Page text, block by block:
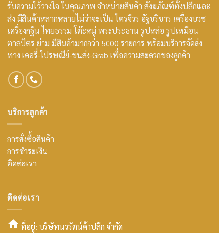
รับความไว้วางใจ ในคุณภาพ จำหน่ายสินค้า สังฆภัณฑ์ทั้งปลีกและ
ส่ง มีสินค้าหลากหลายไม่ว่าจะเป็น ไตรจีวร อัฐบริขาร เครื่องบวช
เครื่องกฐิน ไทยธรรม โต๊ะหมู่ พระประธาน รูปหล่อ รูปเหมือน
ตาลปัตร ย่าม มีสินค้ามากกว่า 5000 รายการ พร้อมบริการจัดส่ง
ทาง เคอรี่-ไปรษณีย์-ขนส่ง-Grab เพื่อความสะดวกของลูกค้า
บริการลูกค้า
การสั่งซื้อสินค้า
การชำระเงิน
ติดต่อเรา
ติดต่อเรา
ที่อยู่: บริษัทนวรัตน์ค้าปลีก จำกัด